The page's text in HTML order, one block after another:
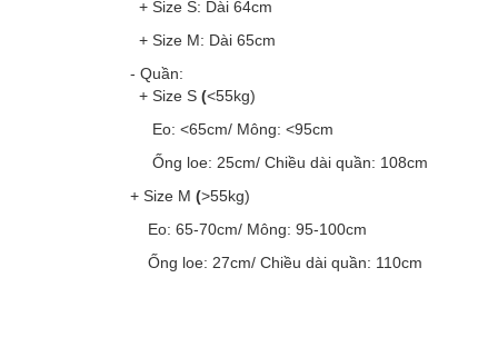
+ Size S: Dài 64cm
+ Size M: Dài 65cm
- Quần:
+ Size S (<55kg)
Eo: <65cm/ Mông: <95cm
Ống loe: 25cm/ Chiều dài quần: 108cm
+ Size M (>55kg)
Eo: 65-70cm/ Mông: 95-100cm
Ống loe: 27cm/ Chiều dài quần: 110cm